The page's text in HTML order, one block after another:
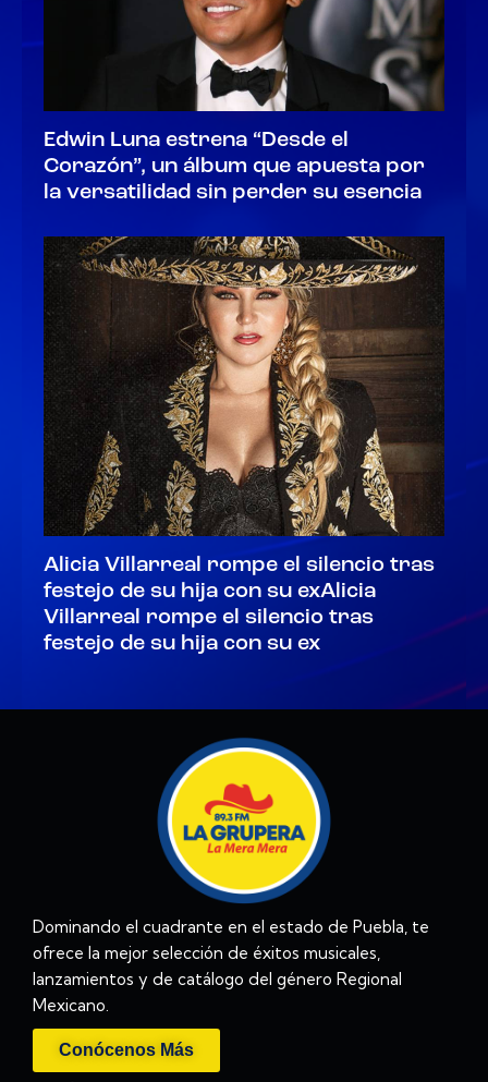
Edwin Luna estrena “Desde el
Corazón”, un álbum que apuesta por
la versatilidad sin perder su esencia
Alicia Villarreal rompe el silencio tras
festejo de su hija con su exAlicia
Villarreal rompe el silencio tras
festejo de su hija con su ex
Dominando el cuadrante en el estado de Puebla, te
ofrece la mejor selección de éxitos musicales,
lanzamientos y de catálogo del género Regional
Mexicano.
Conócenos Más